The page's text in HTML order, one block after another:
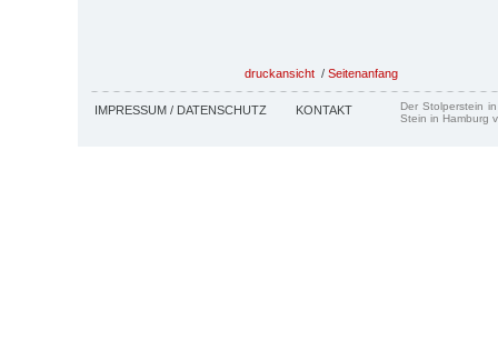
druckansicht / Seitenanfang
IMPRESSUM / DATENSCHUTZ KONTAKT
Der Stolperstein
Stein in Hamburg